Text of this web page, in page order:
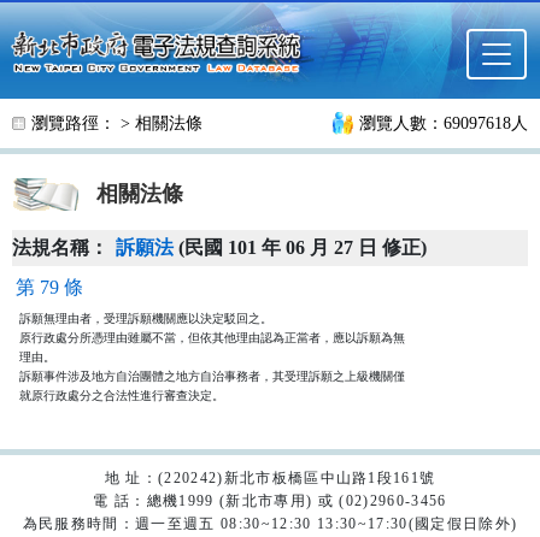
跳至主要內容
瀏覽路徑： > 相關法條 瀏覽人數：69097618人
相關法條
法規名稱： 訴願法(民國 101 年 06 月 27 日 修正)
第 79 條
訴願無理由者，受理訴願機關應以決定駁回之。
原行政處分所憑理由雖屬不當，但依其他理由認為正當者，應以訴願為無
理由。
訴願事件涉及地方自治團體之地方自治事務者，其受理訴願之上級機關僅
就原行政處分之合法性進行審查決定。
地 址：(220242)新北市板橋區中山路1段161號
電 話：總機1999 (新北市專用) 或 (02)2960-3456
為民服務時間：週一至週五 08:30~12:30 13:30~17:30(國定假日除外)